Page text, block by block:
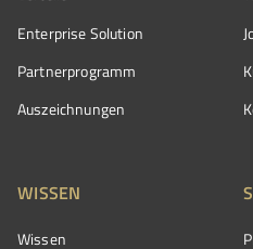
Enterprise Solution
Partnerprogramm
Auszeichnungen
WISSEN
Wissen